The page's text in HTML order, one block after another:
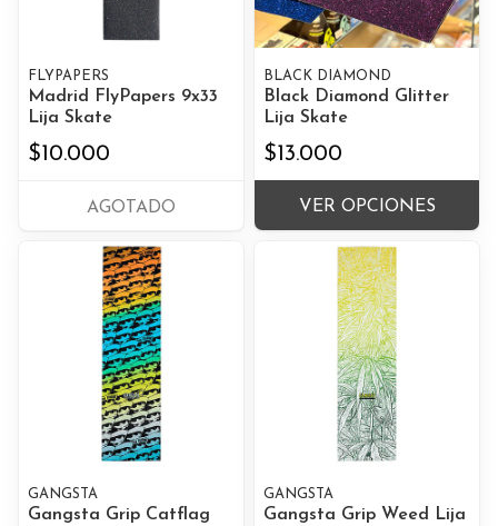
FLYPAPERS
Madrid FlyPapers 9x33
Lija Skate
$10.000
AGOTADO
BLACK DIAMOND
Black Diamond Glitter
Lija Skate
$13.000
VER OPCIONES
GANGSTA
Gangsta Grip Catflag
GANGSTA
Gangsta Grip Weed Lija